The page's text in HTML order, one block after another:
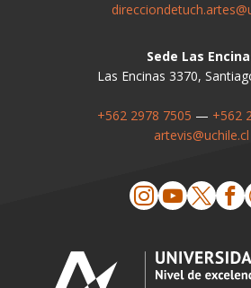
Sede Las
Las Encinas 3370,
+562 2978 7505 — +562
artevis@uchile.cl